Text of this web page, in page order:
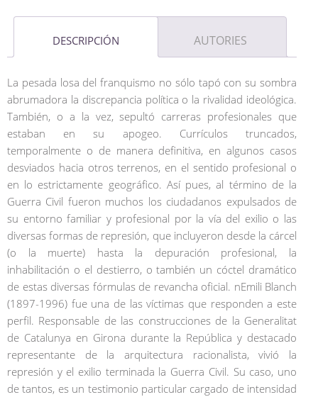
DESCRIPCIÓN AUTORIES
La pesada losa del franquismo no sólo tapó con su sombra
abrumadora la discrepancia política o la rivalidad ideológica.
También, o a la vez, sepultó carreras profesionales que
estaban en su apogeo. Currículos truncados,
temporalmente o de manera definitiva, en algunos casos
desviados hacia otros terrenos, en el sentido profesional o
en lo estrictamente geográfico. Así pues, al término de la
Guerra Civil fueron muchos los ciudadanos expulsados ​​de
su entorno familiar y profesional por la vía del exilio o las
diversas formas de represión, que incluyeron desde la cárcel
(o la muerte) hasta la depuración profesional, la
inhabilitación o el destierro, o también un cóctel dramático
de estas diversas fórmulas de revancha oficial. nEmili Blanch
(1897-1996) fue una de las víctimas que responden a este
perfil. Responsable de las construcciones de la Generalitat
de Catalunya en Girona durante la República y destacado
representante de la arquitectura racionalista, vivió la
represión y el exilio terminada la Guerra Civil. Su caso, uno
de tantos, es un testimonio particular cargado de intensidad